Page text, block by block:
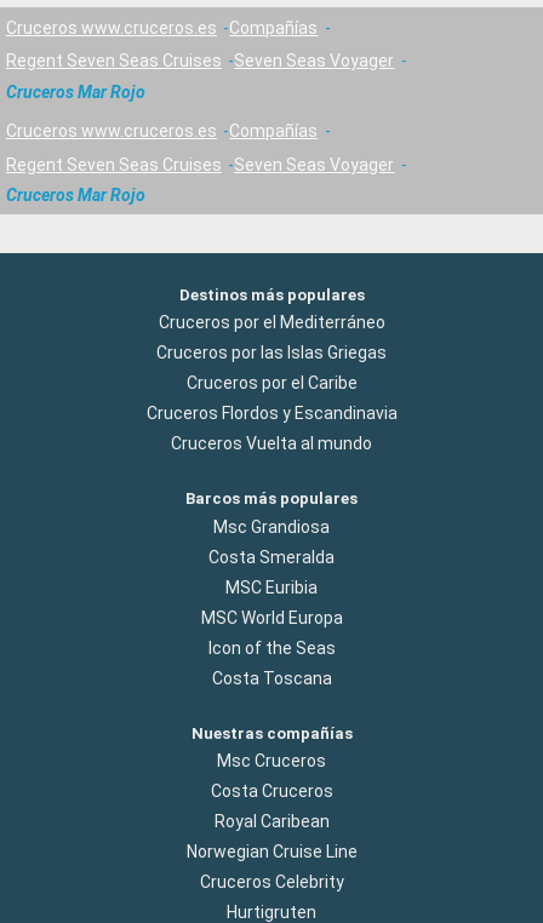
Cruceros www.cruceros.es
Compañías
Regent Seven Seas Cruises
Seven Seas Voyager
Cruceros Mar Rojo
Cruceros www.cruceros.es
Compañías
Regent Seven Seas Cruises
Seven Seas Voyager
Cruceros Mar Rojo
Destinos más populares
Cruceros por el Mediterráneo
Cruceros por las Islas Griegas
Cruceros por el Caribe
Cruceros Flordos y Escandinavia
Cruceros Vuelta al mundo
Barcos más populares
Msc Grandiosa
Costa Smeralda
MSC Euribia
MSC World Europa
Icon of the Seas
Costa Toscana
Nuestras compañías
Msc Cruceros
Costa Cruceros
Royal Caribean
Norwegian Cruise Line
Cruceros Celebrity
Hurtigruten